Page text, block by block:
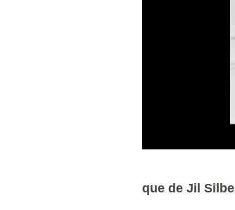
que de Jil